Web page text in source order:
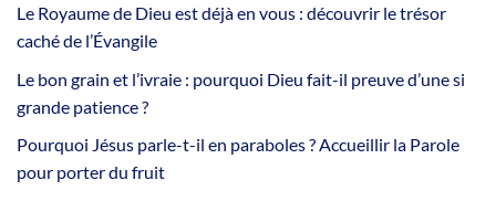
Le Royaume de Dieu est déjà en vous : découvrir le trésor
caché de l’Évangile
Le bon grain et l’ivraie : pourquoi Dieu fait-il preuve d’une si
grande patience ?
Pourquoi Jésus parle-t-il en paraboles ? Accueillir la Parole
pour porter du fruit